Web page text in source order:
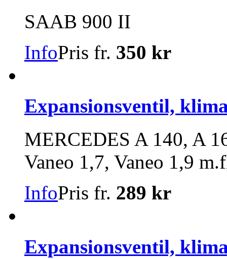
SAAB 900 II
InfoPris fr. 350 kr
Expansionsventil,
MERCEDES A 140, A
Vaneo 1,7, Vaneo 1,9
InfoPris fr. 289 kr
Expansionsventil,